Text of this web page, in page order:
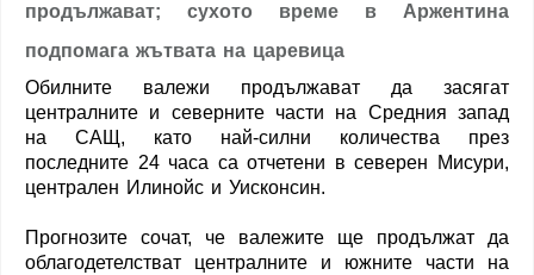
продължават; сухото време в Аржентина
подпомага жътвата на царевица
Обилните валежи продължават да засягат
централните и северните части на Средния запад
на САЩ, като най-силни количества през
последните 24 часа са отчетени в северен Мисури,
централен Илинойс и Уисконсин.
Прогнозите сочат, че валежите ще продължат да
облагодетелстват централните и южните части на